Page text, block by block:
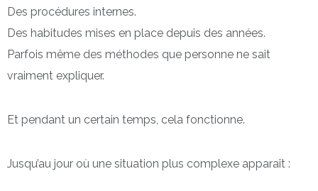
Des procédures internes.
Des habitudes mises en place depuis des années.
Parfois même des méthodes que personne ne sait
vraiment expliquer.
Et pendant un certain temps, cela fonctionne.
Jusqu’au jour où une situation plus complexe apparaît :